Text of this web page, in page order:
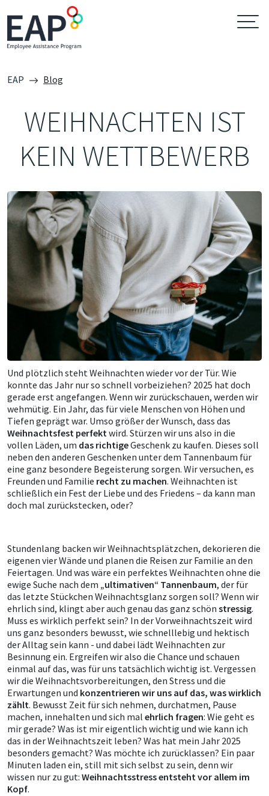
EAP Blog
WEIHNACHTEN IST
KEIN WETTBEWERB
Und plötzlich steht Weihnachten wieder vor der Tür. Wie
konnte das Jahr nur so schnell vorbeiziehen? 2025 hat doch
gerade erst angefangen. Wenn wir zurückschauen, werden wir
wehmütig. Ein Jahr, das für viele Menschen von Höhen und
Tiefen geprägt war. Umso größer der Wunsch, dass das
Weihnachtsfest perfektwird. Stürzen wir uns also in die
vollen Läden, um das richtigeGeschenk zu kaufen. Dieses soll
neben den anderen Geschenken unter dem Tannenbaum für
eine ganz besondere Begeisterung sorgen. Wir versuchen, es
Freunden und Familie recht zu machen. Weihnachten ist
schließlich ein Fest der Liebe und des Friedens – da kann man
doch mal zurückstecken, oder?
Stundenlang backen wir Weihnachtsplätzchen, dekorieren die
eigenen vier Wände und planen die Reisen zur Familie an den
Feiertagen. Und was wäre ein perfektes Weihnachten ohne die
ewige Suche nach dem „ultimativen“ Tannenbaum, der für
das letzte Stückchen Weihnachtsglanz sorgen soll? Wenn wir
ehrlich sind, klingt aber auch genau das ganz schön stressig.
Muss es wirklich perfekt sein? In der Vorweihnachtszeit wird
uns ganz besonders bewusst, wie schnelllebig und hektisch
der Alltag sein kann - und dabei lädt Weihnachten zur
Besinnung ein. Ergreifen wir also die Chance und schauen
einmal auf das, was für uns tatsächlich wichtig ist. Vergessen
wir die Weihnachtsvorbereitungen, den Stress und die
Erwartungen und konzentrieren wir uns auf das, was wirklich
zählt. Bewusst Zeit für sich nehmen, durchatmen, Pause
machen, innehalten und sich mal ehrlich fragen: Wie geht es
mir gerade? Was ist mir eigentlich wichtig und wie kann ich
das in der Weihnachtszeit leben? Was hat mein Jahr 2025
besonders gemacht? Was möchte ich zurücklassen? Ein paar
Minuten laden ein, still mit sich selbst zu sein, denn wir
wissen nur zu gut: Weihnachtsstress entsteht vor allem im
Kopf.